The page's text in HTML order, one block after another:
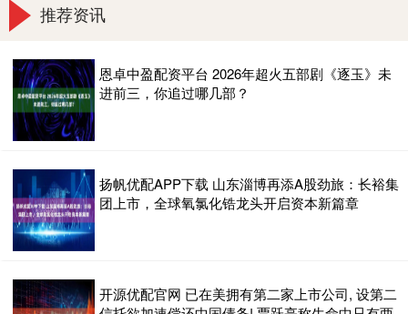
推荐资讯
恩卓中盈配资平台 2026年超火五部剧《逐玉》未
进前三，你追过哪几部？
扬帆优配APP下载 山东淄博再添A股劲旅：长裕集
团上市，全球氧氯化锆龙头开启资本新篇章
开源优配官网 已在美拥有第二家上市公司, 设第二